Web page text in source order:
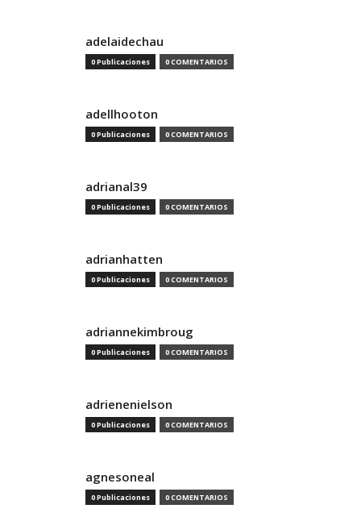
adelaidechau
0 Publicaciones 0 COMENTARIOS
adellhooton
0 Publicaciones 0 COMENTARIOS
adrianal39
0 Publicaciones 0 COMENTARIOS
adrianhatten
0 Publicaciones 0 COMENTARIOS
adriannekimbroug
0 Publicaciones 0 COMENTARIOS
adrienenielson
0 Publicaciones 0 COMENTARIOS
agnesoneal
0 Publicaciones 0 COMENTARIOS